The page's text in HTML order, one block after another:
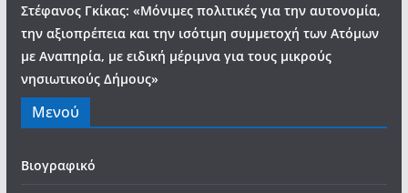
Στέφανος Γκίκας: «Μόνιμες πολιτικές για την αυτονομία,
την αξιοπρέπεια και την ισότιμη συμμετοχή των Ατόμων
με Αναπηρία, με ειδική μέριμνα για τους μικρούς
νησιωτικούς Δήμους»
Μενού
Βιογραφικό